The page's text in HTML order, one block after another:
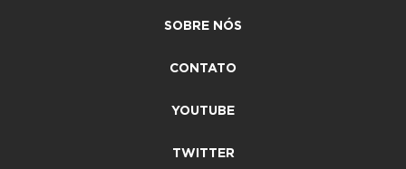
SOBRE NÓS
CONTATO
YOUTUBE
TWITTER